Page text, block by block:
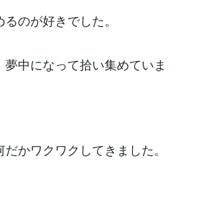
のが好きでした。
中になって拾い集めていま
かワクワクしてきました。